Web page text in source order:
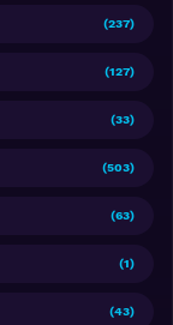
(237)
(127)
(33)
(503)
(63)
(1)
(43)